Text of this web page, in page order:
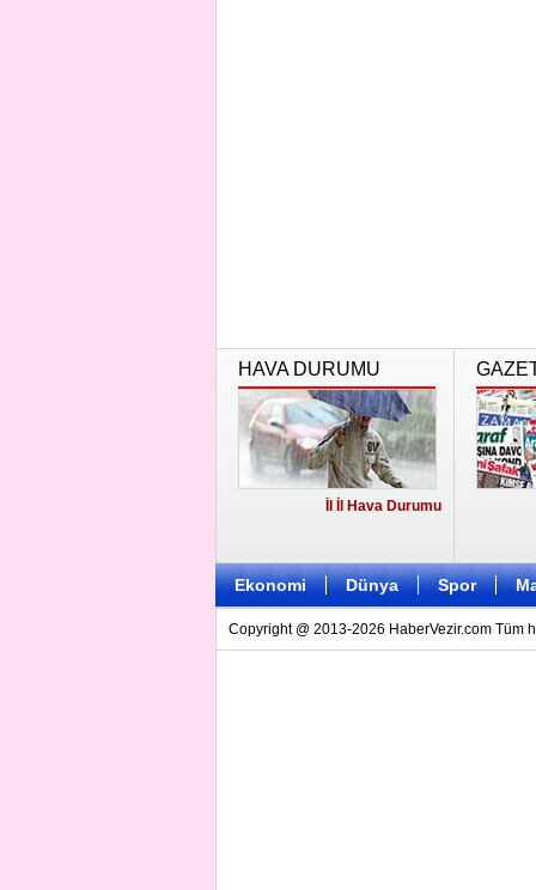
HAVA DURUMU
İl İl Hava Durumu
Ekonomi Dünya Spor
Copyright @ 2013-2026 HaberVezir.com Tüm